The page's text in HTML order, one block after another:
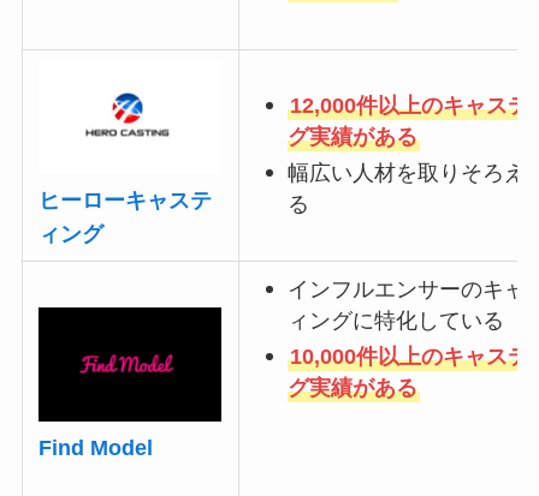
ヒーローキャステ
ィング
12,000件以上のキャステ
グ実績がある
幅広い人材を取りそろえ
る
Find Model
インフルエンサーのキャ
ィングに特化している
10,000件以上のキャステ
グ実績がある